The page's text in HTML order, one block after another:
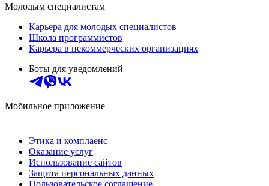
Молодым специалистам
Карьера для молодых специалистов
Школа программистов
Карьера в некоммерческих организациях
Боты для уведомлений
Мобильное приложение
Этика и комплаенс
Оказание услуг
Использование сайтов
Защита персональных данных
Пользовательское соглашение